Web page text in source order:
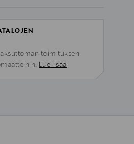
toimituksen
Lue lisää